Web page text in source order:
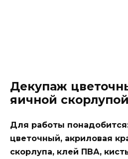
Декупаж
яичной скорлупой
Для работы
цветочный, акриловая
скорлупа, клей ПВА,